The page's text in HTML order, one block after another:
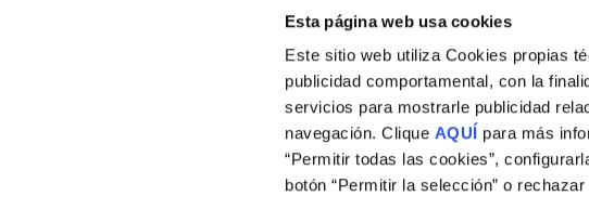
Esta página web usa cookies
Este sitio web utiliza Cookies propias
publicidad comportamental, con la
servicios para mostrarle publicidad
navegación. Clique AQUÍ para más
“Permitir todas las cookies”,
botón “Permitir la selección” o